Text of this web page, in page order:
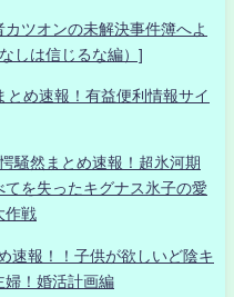
ツオンの未解決事件簿へよ
しは信じるな編）]
め速報！有益便利情報サイ
騒然まとめ速報！超氷河期
を失ったキグナス氷子の愛
作戦
速報！！子供が欲しいど陰キ
婦！婚活計画編